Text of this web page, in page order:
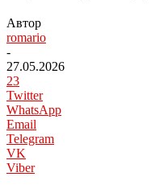
Автор
romario
-
27.05.2026
23
Twitter
WhatsApp
Email
Telegram
VK
Viber